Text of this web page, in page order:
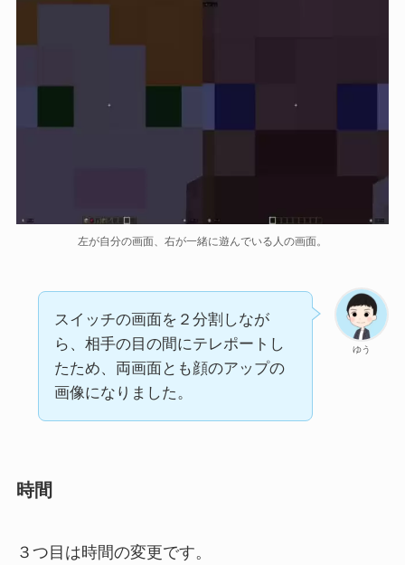
左が自分の画面、右が一緒に遊んでいる人の画面。
ゆう
スイッチの画面を２分割しなが
ら、相手の目の間にテレポートし
たため、両画面とも顔のアップの
画像になりました。
時間
３つ目は時間の変更です。